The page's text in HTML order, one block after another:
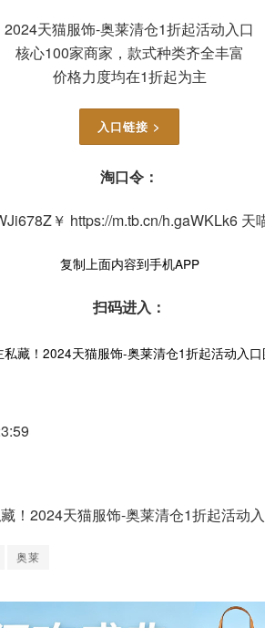
2024天猫服饰-奥莱清仓1折起活动入口
核心100家商家，款式种类齐全丰富
价格力度均在1折起为主
入口链接 >
淘口令：
￥ https://m.tb.cn/h.gaWKLk6 天
复制上面内容到手机APP
扫码进入：
奥莱